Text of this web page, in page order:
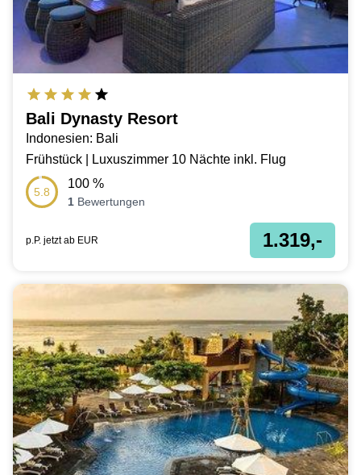
Bali Dynasty Resort
Indonesien: Bali
Frühstück | Luxuszimmer 10 Nächte inkl. Flug
5.8
100 %
1 Bewertungen
p.P. jetzt ab EUR 1.319,-